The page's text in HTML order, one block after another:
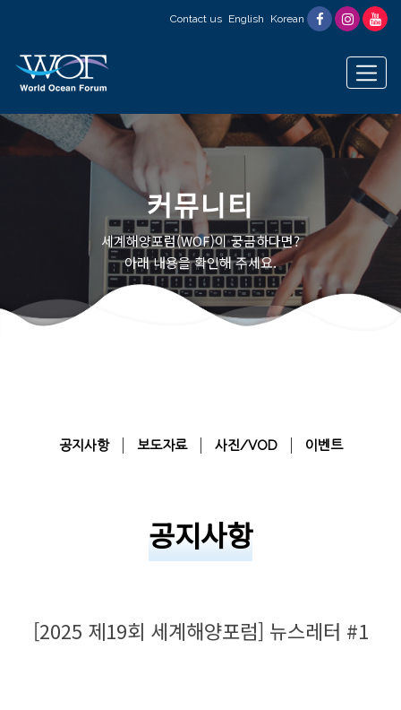
Contact us English Korean
커뮤니티
세계해양포럼(WOF)이 궁금하다면?
아래 내용을 확인해 주세요.
공지사항 보도자료 사진/VOD 이벤트
공지사항
[2025 제19회 세계해양포럼] 뉴스레터 #1